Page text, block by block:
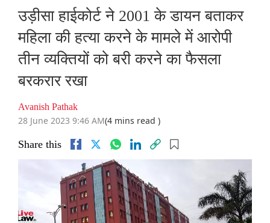
उड़ीसा हाईकोर्ट ने 2001 के डायन बताकर
महिला की हत्या करने के मामले में आरोपी
तीन व्यक्तियों को बरी करने का फैसला
बरकरार रखा
Avanish Pathak
28 June 2023 9:46 AM(4 mins read )
Share this